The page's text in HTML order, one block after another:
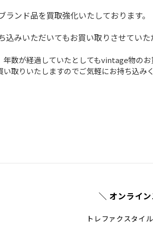
ランド品を買取強化いたしております。
込みいただいてもお買い取りさせていた
年数が経過していたとしてもvintage物の
い取りいたしますのでご気軽にお持ち込み
＼ オンライ
トレファクスタイ